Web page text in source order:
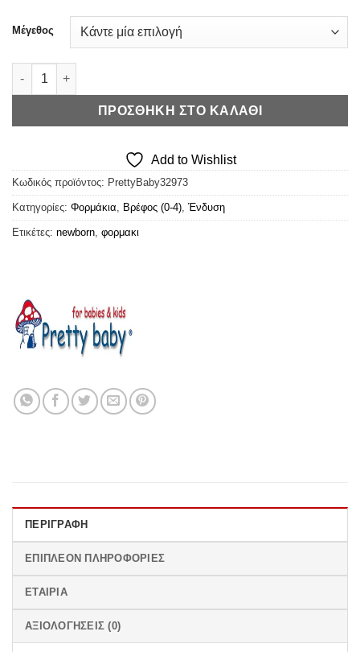
was:
€16,30.
τιμή
είναι:
Μέγεθος
Pretty Baby Φορμάκι Believe in Unicorns ποσότητα
ΠΡΟΣΘΉΚΗ ΣΤΟ ΚΑΛΆΘΙ
Add to Wishlist
Κωδικός προϊόντος: PrettyBaby32973
Κατηγορίες: Φορμάκια Βρέφος (0-4) Ένδυση
Ετικέτες: newborn φορμακι
ΠΕΡΙΓΡΑΦΉ
ΕΠΙΠΛΈΟΝ ΠΛΗΡΟΦΟΡΊΕΣ
ΕΤΑΙΡΊΑ
ΑΞΙΟΛΟΓΉΣΕΙΣ (0)